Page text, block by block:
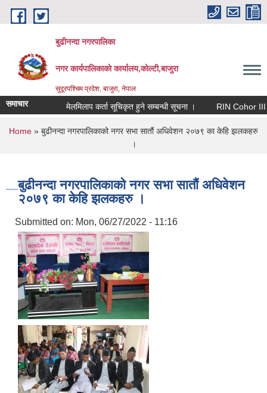
Skip to main content
बुढीनन्दा नगरपालिका
नगर कार्यपालिकाकाे कार्यालय,काेल्टी,बाजुरा
सुदूरपश्चिम प्रदेश, बाजुरा, नेपाल
समाचार मेलमिलाप कर्ता सूचिकृत हुने सम्बन्धी सूचना । RIN Cohor III
You are here
Home » बुढीनन्दा नगरपालिकाको नगर सभा सातौं अधिवेशन २०७९ का केहि झलकहरु
।
बुढीनन्दा नगरपालिकाको नगर सभा सातौं अधिवेशन
२०७९ का केहि झलकहरु ।
Submitted on: Mon, 06/27/2022 - 11:16